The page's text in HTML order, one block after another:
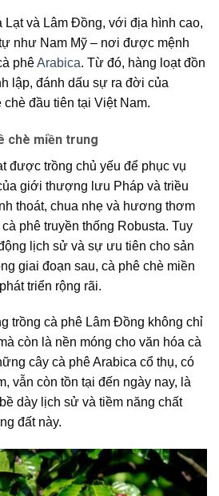
và Lâm Đồng, với địa hình cao,
như Nam Mỹ – nơi được mệnh
phêArabica. Từ đó, hàng loạtđồn
lập, đánh dấu sự ra đời của
chè đầu tiên tại Việt Nam.
chè miền trung
được trồng chủ yếu để phục vụ
giới thượng lưu Pháp và triều
thoát, chua nhẹ và hương thơm
cà phê truyền thống Robusta. Tuy
lịch sử và sự ưu tiên cho sản
giai đoạn sau, cà phê chè miền
triển rộng rãi.
trồng cà phê Lâm Đồng không chỉ
còn là nền móng cho văn hóa cà
cây cà phê Arabica cổ thụ, có
vẫn còn tồn tại đến ngày nay, là
dày lịch sử và tiềm năng chất
đất này.